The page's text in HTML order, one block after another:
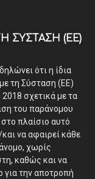
(ΕΕ)
ότι η ίδια
τη Σύσταση (ΕΕ)
σχετικά με τα
του παράνομου
πλαίσιο αυτό
να αφαιρεί κάθε
χωρίς
καθώς και να
για την αποτροπή